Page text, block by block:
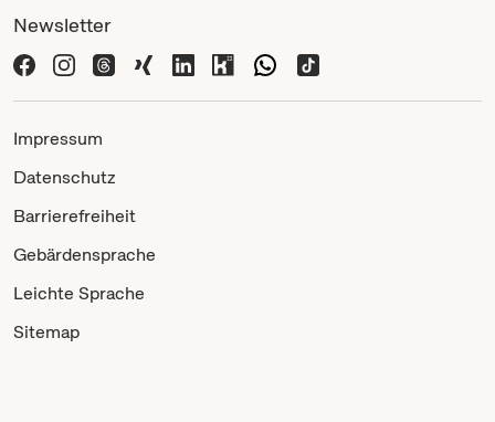
Newsletter
Impressum
Datenschutz
Barrierefreiheit
Gebärdensprache
Leichte Sprache
Sitemap